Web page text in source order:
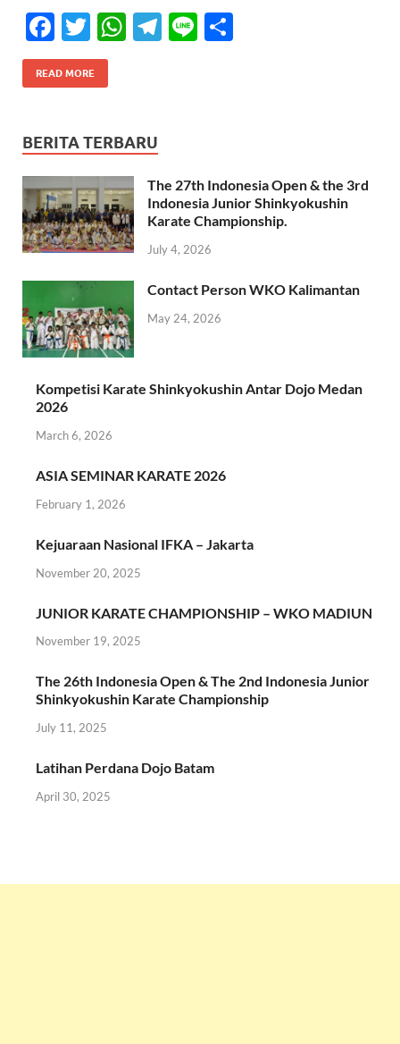
F
ac
e
o
o
k
T
w
itt
W
A
p
p
T
Li
READ MORE
BERITA TERBARU
The 27th Indonesia Open & the 3rd
Indonesia Junior Shinkyokushin
Karate Championship.
July 4, 2026
Contact Person WKO Kalimantan
May 24, 2026
Kompetisi Karate Shinkyokushin Antar Dojo Medan
2026
March 6, 2026
ASIA SEMINAR KARATE 2026
February 1, 2026
Kejuaraan Nasional IFKA – Jakarta
November 20, 2025
JUNIOR KARATE CHAMPIONSHIP – WKO MADIUN
November 19, 2025
The 26th Indonesia Open & The 2nd Indonesia Junior
Shinkyokushin Karate Championship
July 11, 2025
Latihan Perdana Dojo Batam
April 30, 2025